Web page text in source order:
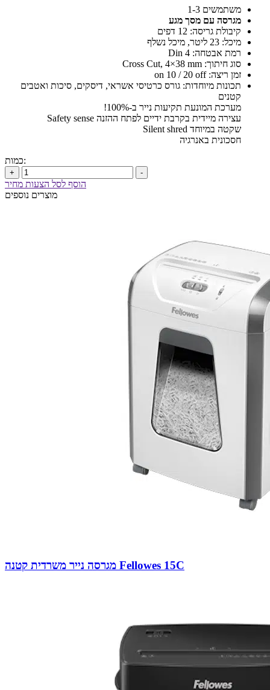
משתמשים 1-3
מגרסה עם מסך מגע
קיבולת גריסה: 12 דפים
מיכל: 23 ליטר, מיכל נשלף
רמת אבטחה: Din 4
סוג חיתוך: Cross Cut, 4×38 mm
זמן ריצה: on 10 / 20 off
תכונות מיוחדות: גורס כרטיסי אשראי, דיסקים, סיכות ואטבים
קטנים
מערכת המונעת תקיעות נייר ב-100%!
עצירה מיידית בקרבת ידיים לפתח ההזנה Safety sense
שקטה במיוחד Silent shred
חסכונית באנרגיה
כמות:
+ -
הוסף לסל הצעות מחיר
מוצרים נוספים
מגרסה נייר משרדית קטנה Fellowes 15C